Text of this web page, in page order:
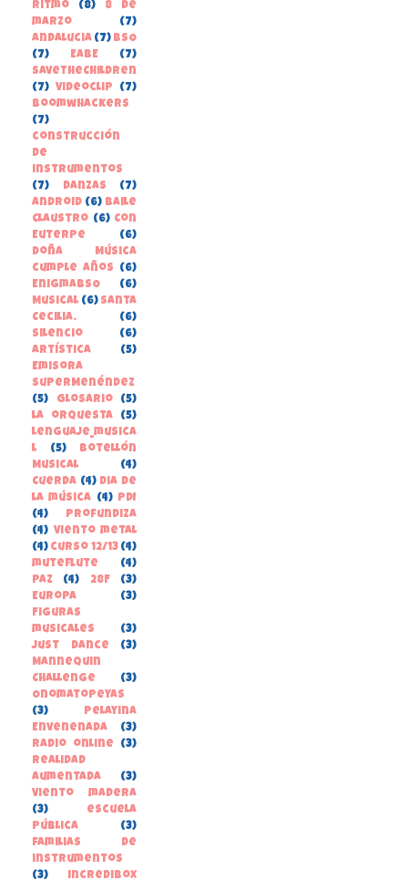
Ritmo (8)
8 de
marzo
(7)
Andalucia (7) BSO
(7)
EABE
(7)
SaveTheChildren
(7) Videoclip
(7)
boomwhackers
(7)
construcción
de
instrumentos
(7)
danzas
(7)
Android (6) Baile
Claustro (6) Con
Euterpe
(6)
Doña Música
cumple años
(6)
EnigmaBSO
(6)
Musical (6) Santa
Cecilia.
(6)
Silencio
(6)
Artística
(5)
Emisora
SuperMenéndez
(5)
Glosario
(5)
la orquesta
(5)
lenguaje_musica
l
(5)
Botellón
Musical
(4)
Cuerda (4) Dia de
la música (4) PDI
(4)
Profundiza
(4) Viento metal
(4) curso 12/13 (4)
muteflute
(4)
paz
(4) 28F
(3)
Europa
(3)
Figuras
musicales
(3)
Just Dance
(3)
Mannequin
Challenge
(3)
Onomatopeyas
(3)
Pelayina
Envenenada
(3)
Radio online
(3)
Realidad
Aumentada
(3)
Viento madera
(3)
escuela
pública
(3)
familias de
instrumentos
(3)
incredibox